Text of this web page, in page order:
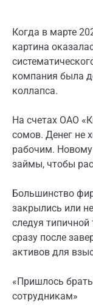
Когда в марте
картина
компания была
коллапса.
На счетах ОАО
сомов. Денег не
рабочим.
займы, чтобы
Большинство
закрылись или
следуя типичной
сразу после
активов для
«Пришлось
сотрудникам»